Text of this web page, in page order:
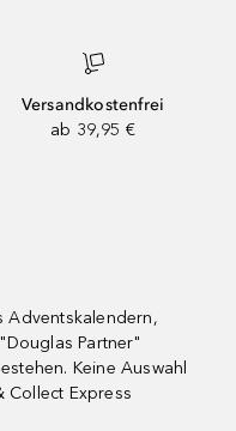
Versandkostenfrei
ab 39,95 €
Adventskalendern,
Partner"
Keine Auswahl
Collect Express